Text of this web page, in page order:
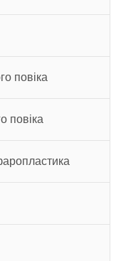
повіка
повіка